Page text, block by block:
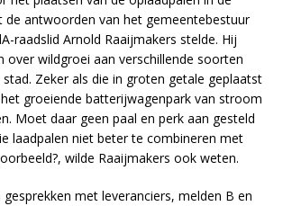
antwoorden van het gemeentebestuur
raadslid Arnold Raaijmakers stelde. Hij
over wildgroei aan verschillende soorten
Zeker als die in groten getale geplaatst
groeiende batterijwagenpark van stroom
Moet daar geen paal en perk aan gesteld
laadpalen niet beter te combineren met
wilde Raaijmakers ook weten.
met leveranciers, melden B en